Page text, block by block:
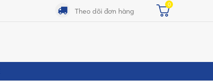
Theo dõi đơn hàng
0